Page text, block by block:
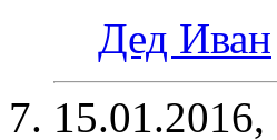
Дед Иван
15.01.2016,